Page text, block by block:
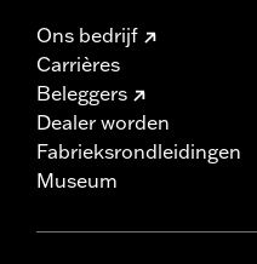
Ons bedrijf
Carrières
Beleggers
Dealer worden
Fabrieksrondleidingen
Museum